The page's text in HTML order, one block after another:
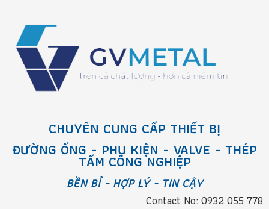
CHUYÊN CUNG CẤP THIẾT BỊ
ĐƯỜNG ỐNG - PHỤ KIỆN - VALVE - THÉP
TẤM CÔNG NGHIỆP
BỀN BỈ - HỢP LÝ - TIN CẬY
Contact No: 0932 055 778